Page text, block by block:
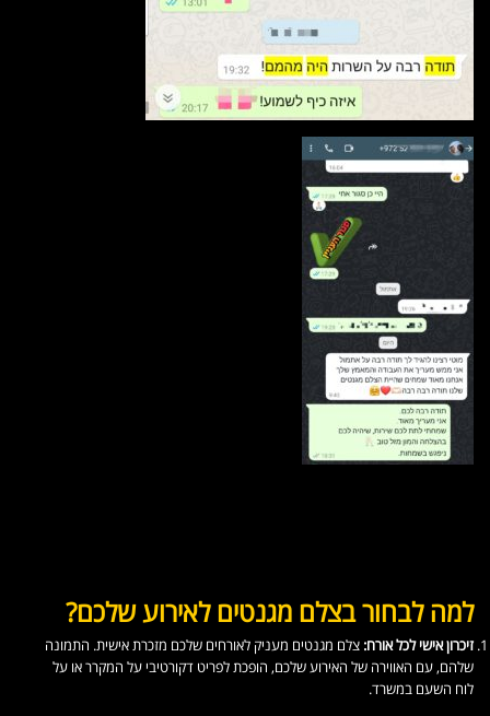
למה לבחור בצלם מגנטים לאירוע שלכם?
זיכרון אישי לכל אורח: צלם מגנטים מעניק לאורחים שלכם מזכרת אישית. התמונה
שלהם, עם האווירה של האירוע שלכם, הופכת לפריט דקורטיבי על המקרר או על
לוח השעם במשרד.